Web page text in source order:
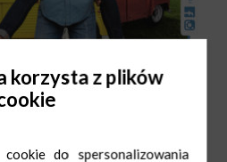
korzysta z plików
do spersonalizowania